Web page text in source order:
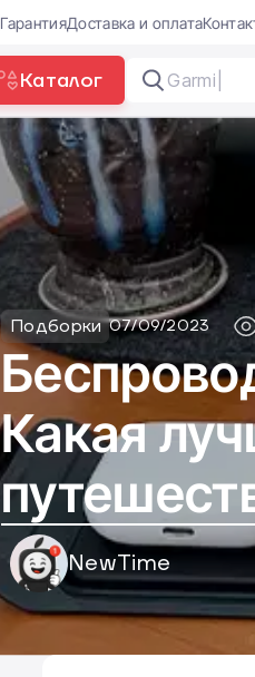
ГарантияДоставка и оплата
Каталог PLAUD
Подборки 07/09/2023
Какая
NewTime